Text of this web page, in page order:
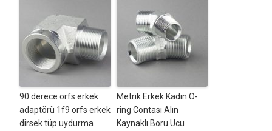
90 derece orfs erkek
adaptörü 1f9 orfs erkek
dirsek tüp uydurma
Metrik Erkek Kadın O-
ring Contası Alın
Kaynaklı Boru Ucu